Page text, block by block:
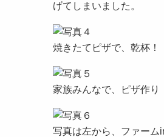
げてしまいました。
焼きたてピザで、乾杯！
家族みんなで、ピザ作り
写真は左から、ファーム